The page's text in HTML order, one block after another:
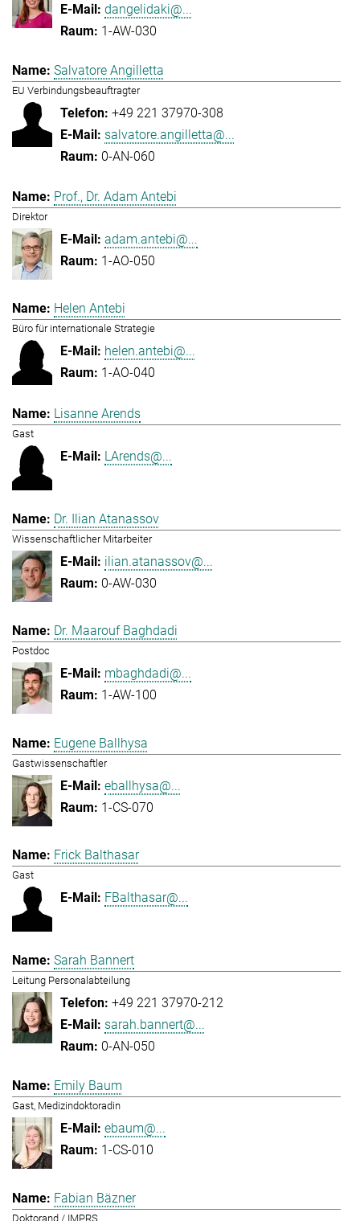
dangelidaki@...
1-AW-030
Salvatore Angilletta
EU Verbindungsbeauftragter
+49 221 37970-308
salvatore.angilletta@...
0-AN-060
Prof., Dr. Adam Antebi
Direktor
adam.antebi@...
1-AO-050
Helen Antebi
Büro für internationale Strategie
helen.antebi@...
1-AO-040
Lisanne Arends
Gast
LArends@...
Dr. Ilian Atanassov
Wissenschaftlicher Mitarbeiter
ilian.atanassov@...
0-AW-030
Dr. Maarouf Baghdadi
Postdoc
mbaghdadi@...
1-AW-100
Eugene Ballhysa
Gastwissenschaftler
eballhysa@...
1-CS-070
Frick Balthasar
Gast
FBalthasar@...
Sarah Bannert
Leitung Personalabteilung
+49 221 37970-212
sarah.bannert@...
0-AN-050
Emily Baum
Gast, Medizindoktoradin
ebaum@...
1-CS-010
Fabian Bäzner
Doktorand / IMPRS